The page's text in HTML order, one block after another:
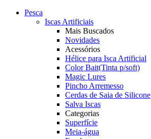
Pesca
Iscas Artificiais
Mais Buscados
Novidades
Acessórios
Hélice para Isca Artificial
Color Bait(Tinta p/soft)
Magic Lures
Pincho Arremesso
Cerdas de Saia de Silicone
Salva Iscas
Categorias
Superfície
Meia-água